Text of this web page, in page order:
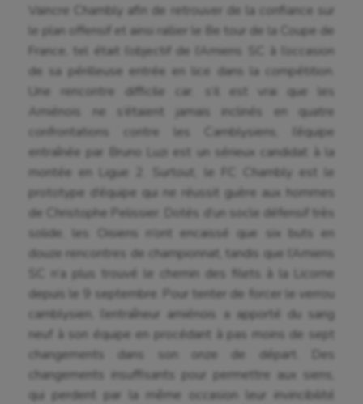
Vaincre Chambly afin de retrouver de la confiance sur
le plan offensif et ainsi rallier le 8e tour de la Coupe de
France, tel était l’objectif de l’Amiens SC à l’occasion
de sa périlleuse entrée en lice dans la compétition.
Une rencontre difficile car, s’il est vrai que les
Amiénois ne s’étaient jamais inclinés en quatre
confrontations contre les Camblysiens, l’équipe
entraînée par Bruno Luzi est un sérieux candidat à la
montée en Ligue 2. Surtout, le FC Chambly est le
prototype d’équipe qui ne réussit guère aux hommes
de Christophe Pelissier. Dotés d’un socle défensif très
solide, les Oisiens n’ont encaissé que six buts en
douze rencontres de championnat, tandis que l’Amiens
SC n’a plus trouvé le chemin des filets à la Licorne
depuis le 9 septembre. Pour tenter de forcer le verrou
camblysien, l’entraîneur amiénois a apporté du sang
neuf à son équipe en procédant à pas moins de sept
changements dans son onze de départ. Des
changements insuffisants pour permettre aux siens,
qui perdent par la même occasion leur invincibilité